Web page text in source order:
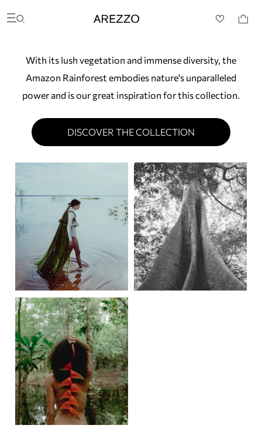
Papete
Scarpin
Bolsa
Tamanco
Tênis
Mule
Rasteira
Tire dúvidas sobre pedidos, devoluções e mais.
Meus pedidos
Acompanhe seus pedidos e solicite devoluções.
Arezzo
With its lush vegetation and immense diversity, the
Amazon Rainforest embodies nature's unparalleled
power and is our great inspiration for this collection.
DISCOVER THE COLLECTION